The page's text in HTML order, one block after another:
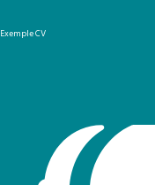
Exemple CV